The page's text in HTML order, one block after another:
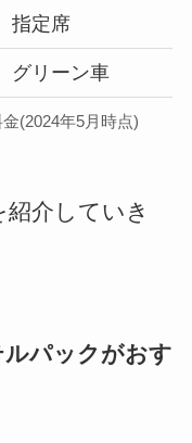
指定席
グリーン車
(2024年5月時点)
介していき
パックがおす